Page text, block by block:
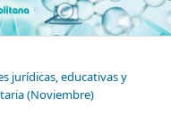
jurídicas, educativas y
(Noviembre)